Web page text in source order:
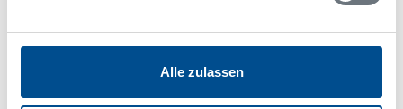
Alle zulassen